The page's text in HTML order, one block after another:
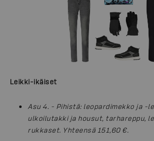
Leikki-ikäiset
Asu 4. - Pihistä: leopardimekko ja -
ulkoilutakki ja housut, tarhareppu,
rukkaset. Yhteensä 151,60 €.